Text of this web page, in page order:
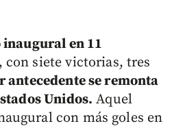
en 11
con siete victorias, tres
antecedente se remonta
Unidos. Aquel
con más goles en